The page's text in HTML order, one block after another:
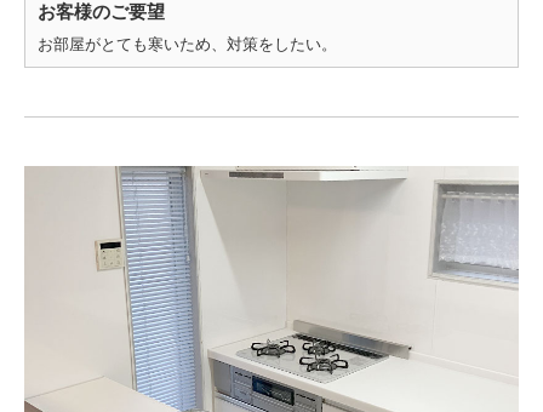
お客様のご要望
お部屋がとても寒いため、対策をしたい。